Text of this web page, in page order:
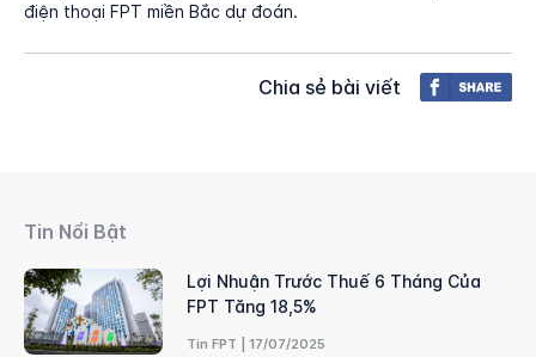
điện thoại FPT miền Bắc dự đoán.
Chia sẻ bài viết
Tin Nổi Bật
Lợi Nhuận Trước Thuế 6 Tháng Của
FPT Tăng 18,5%
Tin FPT | 17/07/2025